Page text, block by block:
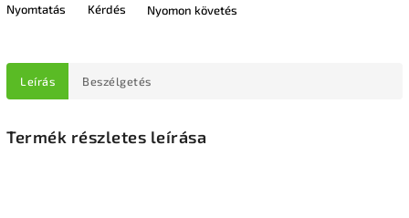
Nyomtatás Kérdés Nyomon követés
Leírás Beszélgetés
Termék részletes leírása